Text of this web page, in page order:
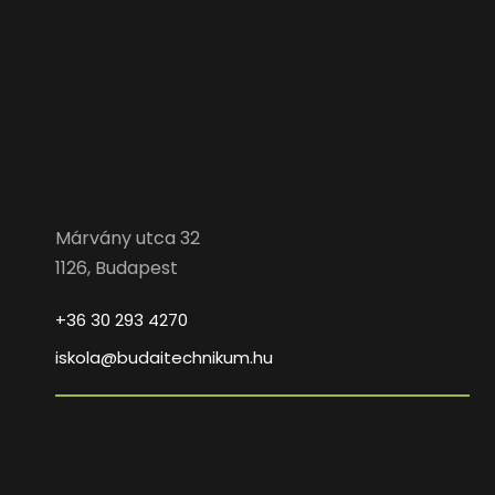
Márvány utca 32
1126, Budapest
+36 30 293 4270
iskola@budaitechnikum.hu